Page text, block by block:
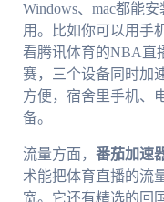
Windows、mac都能
用。比如你可以用手
看腾讯体育的NBA直
赛，三个设备同时加
方便，宿舍里手机、
备。
流量方面， 番茄加速
术能把体育直播的流
宽。它还有精选的回